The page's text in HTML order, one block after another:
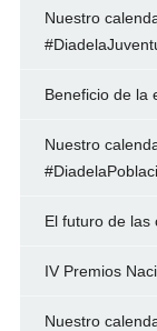
Nuestro
Beneficio de la
Nuestro
El futuro de las
IV Premios
Nuestro